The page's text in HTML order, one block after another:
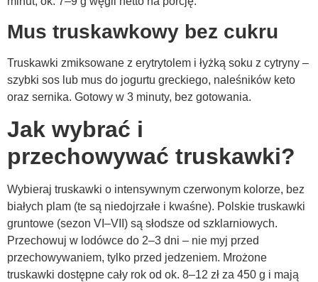
Mus truskawkowy bez cukru
Truskawki zmiksowane z erytrytolem i łyżką soku z cytryny –
szybki sos lub mus do jogurtu greckiego, naleśników keto
oraz sernika. Gotowy w 3 minuty, bez gotowania.
Jak wybrać i
przechowywać truskawki?
Wybieraj truskawki o intensywnym czerwonym kolorze, bez
białych plam (te są niedojrzałe i kwaśne). Polskie truskawki
gruntowe (sezon VI–VII) są słodsze od szklarniowych.
Przechowuj w lodówce do 2–3 dni – nie myj przed
przechowywaniem, tylko przed jedzeniem. Mrożone
truskawki dostępne cały rok od ok. 8–12 zł za 450 g i mają